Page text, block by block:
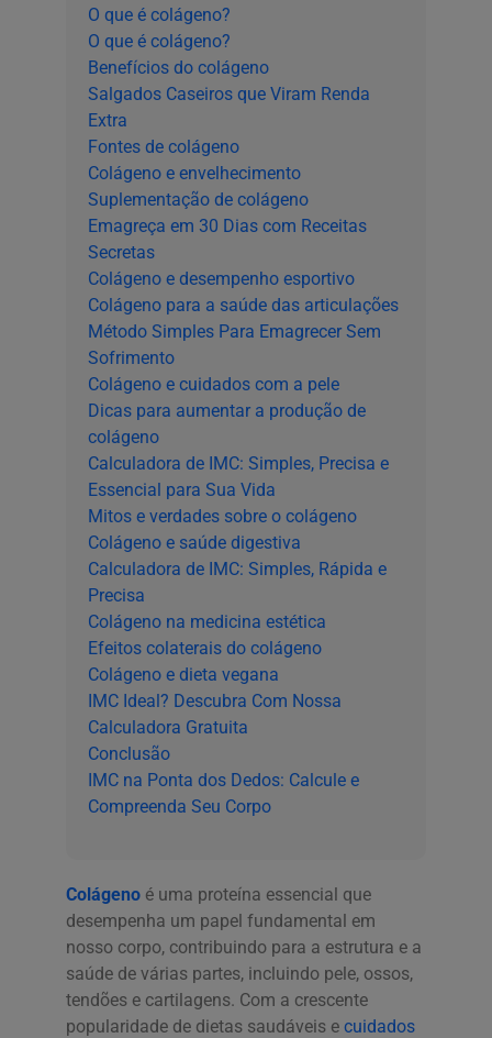
O que é colágeno?
O que é colágeno?
Benefícios do colágeno
Salgados Caseiros que Viram Renda
Extra
Fontes de colágeno
Colágeno e envelhecimento
Suplementação de colágeno
Emagreça em 30 Dias com Receitas
Secretas
Colágeno e desempenho esportivo
Colágeno para a saúde das articulações
Método Simples Para Emagrecer Sem
Sofrimento
Colágeno e cuidados com a pele
Dicas para aumentar a produção de
colágeno
Calculadora de IMC: Simples, Precisa e
Essencial para Sua Vida
Mitos e verdades sobre o colágeno
Colágeno e saúde digestiva
Calculadora de IMC: Simples, Rápida e
Precisa
Colágeno na medicina estética
Efeitos colaterais do colágeno
Colágeno e dieta vegana
IMC Ideal? Descubra Com Nossa
Calculadora Gratuita
Conclusão
IMC na Ponta dos Dedos: Calcule e
Compreenda Seu Corpo
Colágeno é uma proteína essencial que
desempenha um papel fundamental em
nosso corpo, contribuindo para a estrutura e a
saúde de várias partes, incluindo pele, ossos,
tendões e cartilagens. Com a crescente
popularidade de dietas saudáveis e cuidados